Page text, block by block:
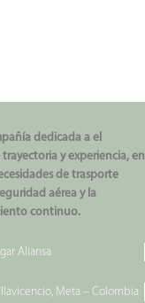
dedicada a el
y experiencia, en
de trasporte
aérea y la
continuo.
Aliansa
Meta – Colombia